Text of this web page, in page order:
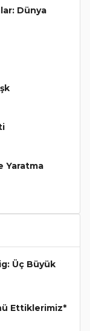
Dünya
Yaratma
Üç Büyük
Ettiklerimiz*